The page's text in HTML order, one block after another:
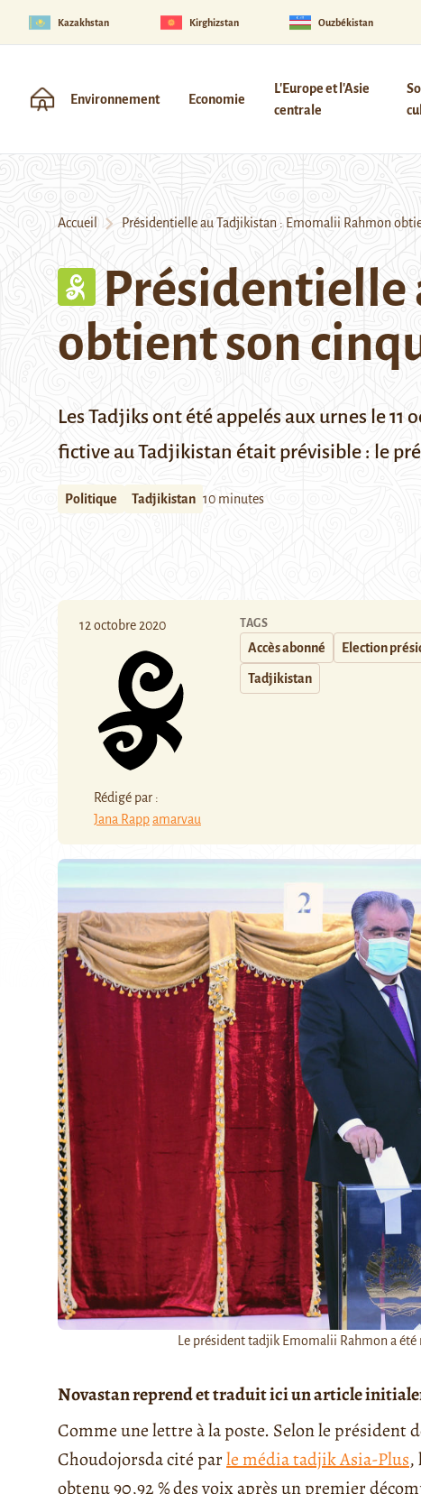
Kazakhstan Kirghizstan Ouzbékistan
Environnement Economie
L'Europe et l'Asie
centrale
Accueil Présidentielle au Tadjikistan : Emomalii Rahmon
Présidentielle
obtient son
Les Tadjiks ont été appelés aux urnes le
fictive au Tadjikistan était prévisible : le
Politique Tadjikistan 10 minutes
12 octobre 2020
Rédigé par :
Jana Rappamarvau
TAGS
Accès abonné Election
Tadjikistan
Le président tadjik Emomalii Rahmon a
Novastan reprend et traduit ici un article
Comme une lettre à la poste. Selon le
Choudojorsda cité parle média tadjik Asia-Plus,
obtenu 90,92 % des voix après un premier